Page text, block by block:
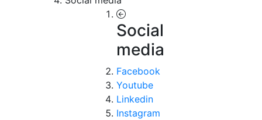
Social
media
Facebook
Youtube
Linkedin
Instagram